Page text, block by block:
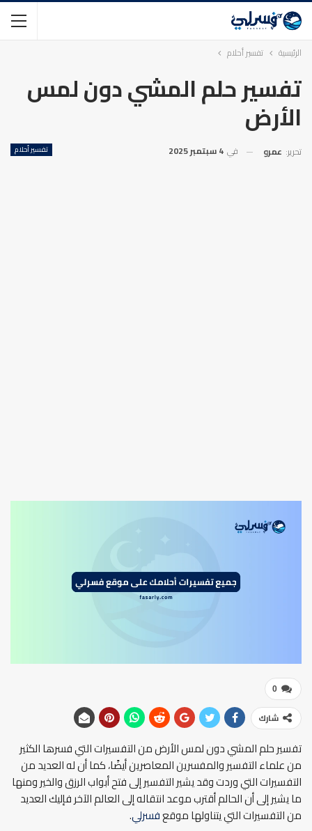
الرئيسية تفسير أحلام
تفسير حلم المشي دون لمس
الأرض
تفسير أحلام تحرير: عمرو في 4 سبتمبر 2025
0
شارك
تفسير حلم المشي دون لمس الأرض من التفسيرات التي فسرها الكثير
من علماء التفسير والمفسرين المعاصرين أيضًا، كما أن له العديد من
التفسيرات التي وردت وقد يشير التفسير إلى فتح أبواب الرزق والخير ومنها
ما يشير إلى أن الحالم أقترب موعد انتقاله إلى العالم الآخر فإليك العديد
من التفسيرات التي يتناولها موقعفسرلي.